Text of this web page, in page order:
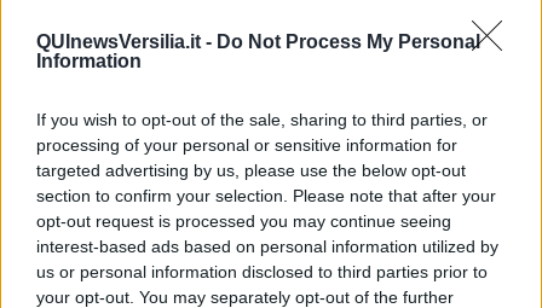
QUInewsVersilia.it - Do Not Process My Personal
Information
If you wish to opt-out of the sale, sharing to third parties, or
processing of your personal or sensitive information for
targeted advertising by us, please use the below opt-out
section to confirm your selection. Please note that after your
opt-out request is processed you may continue seeing
interest-based ads based on personal information utilized by
us or personal information disclosed to third parties prior to
your opt-out. You may separately opt-out of the further
Arie
​Vaccine Easing
Con-ter?
​Con-te
Coincidenze e crisi
L'amico
​L’anno del vaccino
Giulio Regeni
​Il rosario
Paolo Rossi